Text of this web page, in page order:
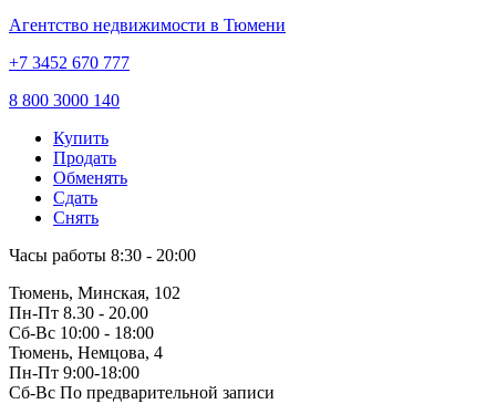
Агентство недвижимости в Тюмени
+7 3452 670 777
8 800 3000 140
Купить
Продать
Обменять
Сдать
Снять
Часы работы 8:30 - 20:00
Тюмень, Минская, 102
Пн-Пт 8.30 - 20.00
Сб-Вс 10:00 - 18:00
Тюмень, Немцова, 4
Пн-Пт 9:00-18:00
Сб-Вс По предварительной записи